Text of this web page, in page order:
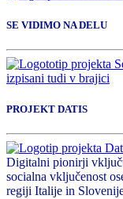
SE VIDIMO NA DELU
PROJEKT DATIS
Digitalni pionirji
socialna vključenost
regiji Italije in